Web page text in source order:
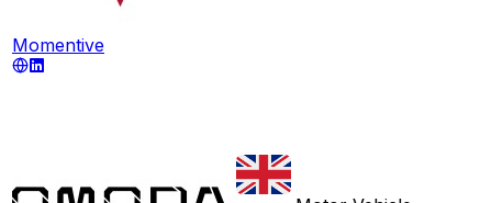
Momentive